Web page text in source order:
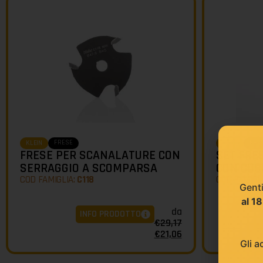
KLEIN FRESE
FRESE PER SCANALATURE CON
SERRAGGIO A SCOMPARSA
COD FAMIGLIA: C118
da
€29,17
€21,06
INFO PRODOTTO
SET
CON
COD
al
Gli